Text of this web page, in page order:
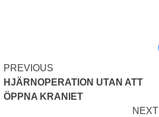
Continue
Reading
PREVIOUS
HJÄRNOPERATION UTAN ATT
ÖPPNA KRANIET
NEXT